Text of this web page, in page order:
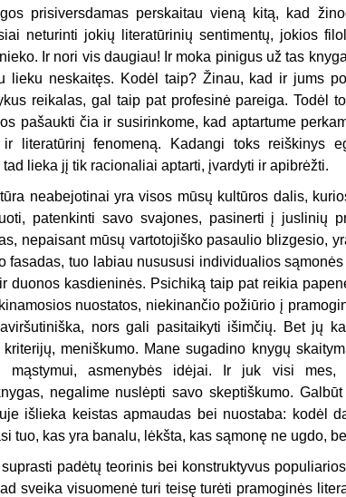
prisiversdamas perskaitau vieną kitą, kad
neturinti jokių literatūrinių sentimentų, jokios
Ir nori vis daugiau! Ir moka pinigus už tas
lieku neskaitęs. Kodėl taip? Žinau, kad ir jums
reikalas, gal taip pat profesinė pareiga. Todėl
pašaukti čia ir susirinkome, kad aptartume
literatūrinį fenomeną. Kadangi toks reiškinys
lieka jį tik racionaliai aptarti, įvardyti ir apibrėžti.
neabejotinai yra visos mūsų kultūros dalis,
patenkinti savo svajones, pasinerti į juslinių
nepaisant mūsų vartotojiško pasaulio blizgesio,
fasadas, tuo labiau nusususi individualios
duonos kasdieninės. Psichiką taip pat reikia
nuostatos, niekinančio požiūrio į
nors gali pasitaikyti išimčių. Bet jų
meniškumo. Mane sugadino knygų
mąstymui, asmenybės idėjai. Ir juk visi
negalime nuslėpti savo skeptiškumo.
išlieka keistas apmaudas bei nuostaba: kodėl
tuo, kas yra banalu, lėkšta, kas sąmonę ne ugdo,
padėtų teorinis bei konstruktyvus
sveika visuomenė turi teisę turėti pramoginės